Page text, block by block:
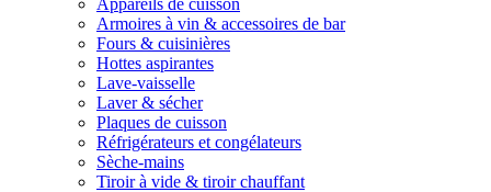
Appareils de cuisson
Armoires à vin & accessoires de bar
Fours & cuisinières
Hottes aspirantes
Lave-vaisselle
Laver & sécher
Plaques de cuisson
Réfrigérateurs et congélateurs
Sèche-mains
Tiroir à vide & tiroir chauffant